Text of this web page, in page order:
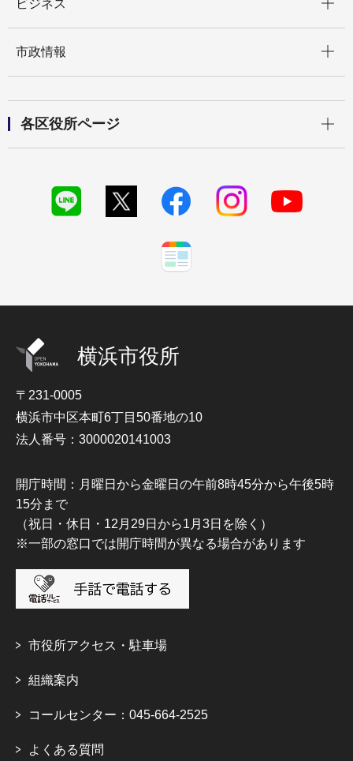
ビジネス
市政情報
各区役所ページ
横浜市役所
〒231-0005
横浜市中区本町6丁目50番地の10
法人番号：3000020141003
開庁時間：月曜日から金曜日の午前8時45分から午後5時
15分まで
（祝日・休日・12月29日から1月3日を除く）
※一部の窓口では開庁時間が異なる場合があります
市役所アクセス・駐車場
組織案内
コールセンター：045-664-2525
よくある質問